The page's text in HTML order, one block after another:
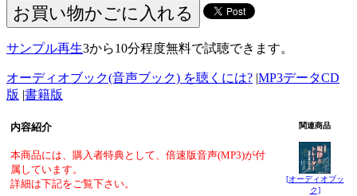
サンプル再生3から10分程度無料で試聴できます。
オーディオブック(音声ブック) を聴くには? |MP3データCD
版 |書籍版
内容紹介
本商品には、購入者特典として、倍速版音声(MP3)が付
属しています。
詳細は下記をご覧下さい。
関連商品
[オーディオブッ
ク]